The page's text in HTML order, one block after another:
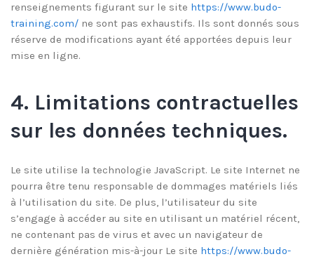
renseignements figurant sur le site https://www.budo-
training.com/ ne sont pas exhaustifs. Ils sont donnés sous
réserve de modifications ayant été apportées depuis leur
mise en ligne.
4. Limitations contractuelles
sur les données techniques.
Le site utilise la technologie JavaScript. Le site Internet ne
pourra être tenu responsable de dommages matériels liés
à l’utilisation du site. De plus, l’utilisateur du site
s’engage à accéder au site en utilisant un matériel récent,
ne contenant pas de virus et avec un navigateur de
dernière génération mis-à-jour Le site https://www.budo-